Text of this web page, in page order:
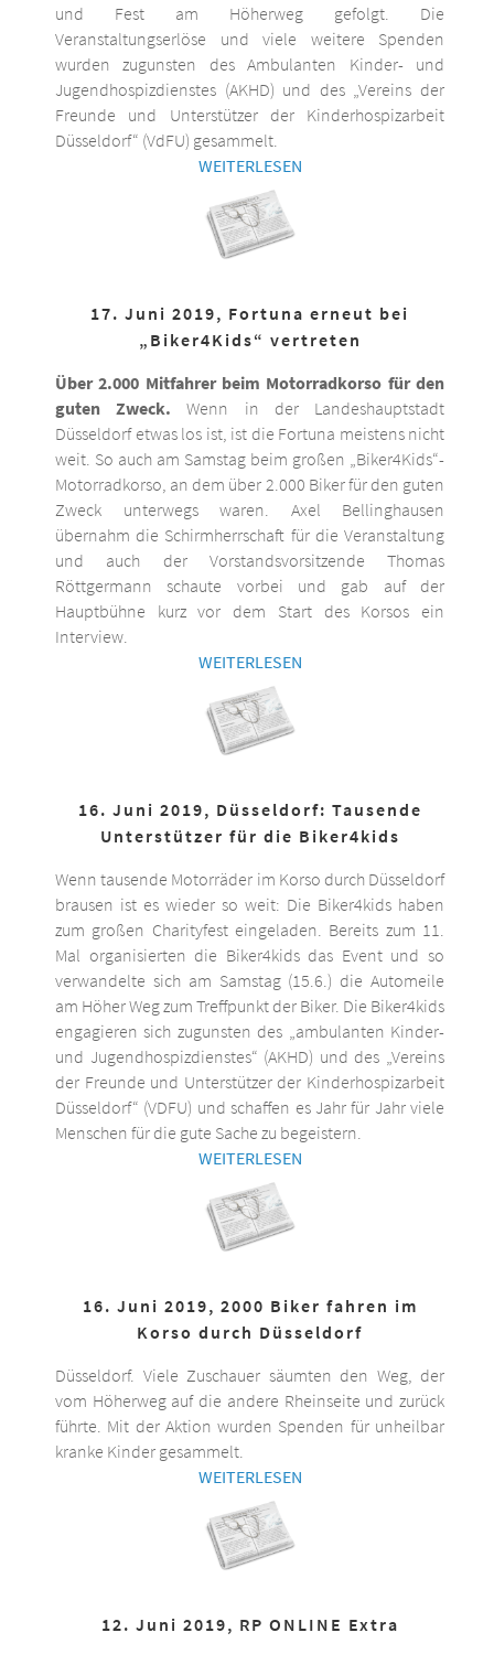
und Fest am Höherweg gefolgt. Die
Veranstaltungserlöse und viele weitere Spenden
wurden zugunsten des Ambulanten Kinder- und
Jugendhospizdienstes (AKHD) und des „Vereins der
Freunde und Unterstützer der Kinderhospizarbeit
Düsseldorf“ (VdFU) gesammelt.
WEITERLESEN
17. Juni 2019, Fortuna erneut bei
„Biker4Kids“ vertreten
Über 2.000 Mitfahrer beim Motorradkorso für den
guten Zweck. Wenn in der Landeshauptstadt
Düsseldorf etwas los ist, ist die Fortuna meistens nicht
weit. So auch am Samstag beim großen „Biker4Kids“-
Motorradkorso, an dem über 2.000 Biker für den guten
Zweck unterwegs waren. Axel Bellinghausen
übernahm die Schirmherrschaft für die Veranstaltung
und auch der Vorstandsvorsitzende Thomas
Röttgermann schaute vorbei und gab auf der
Hauptbühne kurz vor dem Start des Korsos ein
Interview.
WEITERLESEN
16. Juni 2019, Düsseldorf: Tausende
Unterstützer für die Biker4kids
Wenn tausende Motorräder im Korso durch Düsseldorf
brausen ist es wieder so weit: Die Biker4kids haben
zum großen Charityfest eingeladen. Bereits zum 11.
Mal organisierten die Biker4kids das Event und so
verwandelte sich am Samstag (15.6.) die Automeile
am Höher Weg zum Treffpunkt der Biker. Die Biker4kids
engagieren sich zugunsten des „ambulanten Kinder-
und Jugendhospizdienstes“ (AKHD) und des „Vereins
der Freunde und Unterstützer der Kinderhospizarbeit
Düsseldorf“ (VDFU) und schaffen es Jahr für Jahr viele
Menschen für die gute Sache zu begeistern.
WEITERLESEN
16. Juni 2019, 2000 Biker fahren im
Korso durch Düsseldorf
Düsseldorf. Viele Zuschauer säumten den Weg, der
vom Höherweg auf die andere Rheinseite und zurück
führte. Mit der Aktion wurden Spenden für unheilbar
kranke Kinder gesammelt.
WEITERLESEN
12. Juni 2019, RP ONLINE Extra